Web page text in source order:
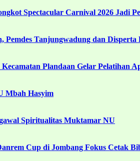
Spectacular Carnival 2026 Jadi
Pemdes Tanjungwadung dan Disperta
Plandaan Gelar Pelatihan
Mbah Hasyim
Spiritualitas Muktamar NU
Cup di Jombang Fokus Cetak